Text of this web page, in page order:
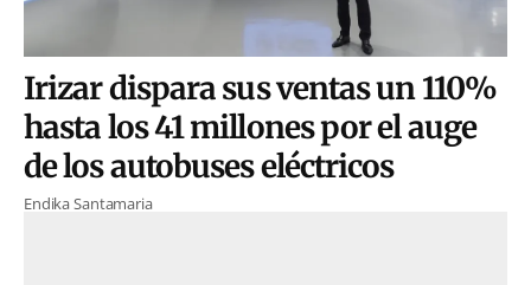
Irizar dispara sus ventas un 110%
hasta los 41 millones por el auge
de los autobuses eléctricos
Endika Santamaria